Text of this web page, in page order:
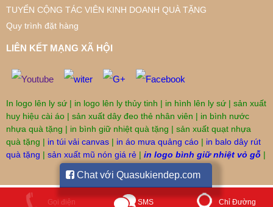
TUYỂN CỘNG TÁC VIÊN KINH DOANH QUÀ TẶNG
Quy trình đặt hàng
LIÊN KẾT MẠNG XÃ HỘI
In logo lên ly sứ | in logo lên ly thủy tinh | in hình lên ly sứ | sản xuất
huy hiệu cài áo | sản xuất dây đeo thẻ nhân viên | in bình nước
nhựa quà tặng | in bình giữ nhiệt quà tặng | sản xuất quạt nhựa
quà tặng | in túi vải canvas | in áo mưa quảng cáo | in balo dây rút
quà tặng | sản xuất mũ nón giá rẻ | in logo bình giữ nhiệt vỏ gỗ |
Gọi điện SMS Chỉ Đường
Chat với Quasukiendep.com